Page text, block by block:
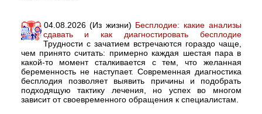
04.08.2026 (Из жизни) Бесплодие: какие анализы
сдавать и как диагностировать бесплодие
Трудности с зачатием встречаются гораздо чаще,
чем принято считать: примерно каждая шестая пара в
какой-то момент сталкивается с тем, что желанная
беременность не наступает. Современная диагностика
бесплодия позволяет выявить причины и подобрать
подходящую тактику лечения, но успех во многом
зависит от своевременного обращения к специалистам.